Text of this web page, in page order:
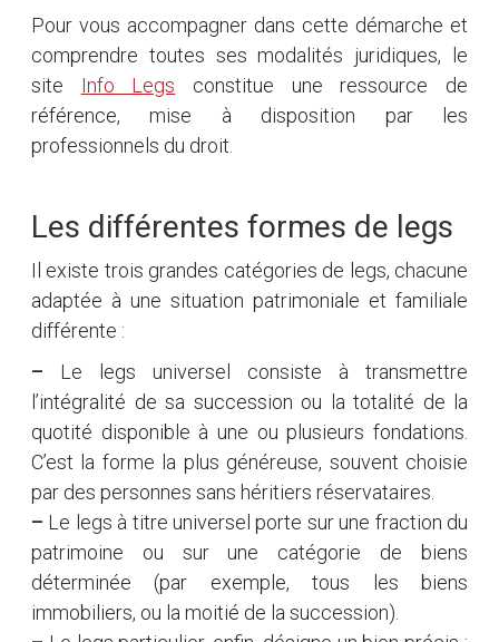
Pour vous accompagner dans cette démarche et
comprendre toutes ses modalités juridiques, le
site Info Legs constitue une ressource de
référence, mise à disposition par les
professionnels du droit.
Les différentes formes de legs
Il existe trois grandes catégories de legs, chacune
adaptée à une situation patrimoniale et familiale
différente :
– Le legs universel consiste à transmettre
l’intégralité de sa succession ou la totalité de la
quotité disponible à une ou plusieurs fondations.
C’est la forme la plus généreuse, souvent choisie
par des personnes sans héritiers réservataires.
– Le legs à titre universel porte sur une fraction du
patrimoine ou sur une catégorie de biens
déterminée (par exemple, tous les biens
immobiliers, ou la moitié de la succession).